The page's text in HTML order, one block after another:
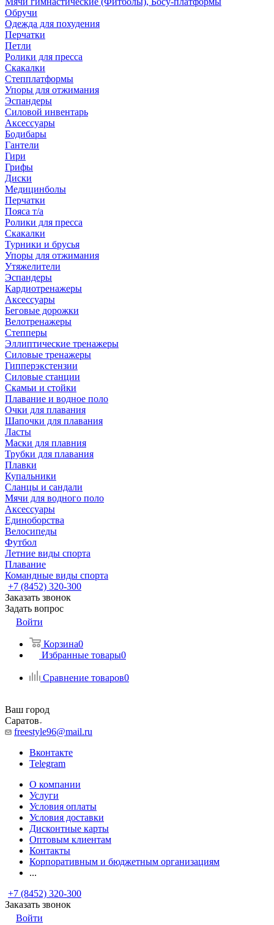
Обручи
Одежда для похудения
Перчатки
Петли
Ролики для пресса
Скакалки
Степплатформы
Упоры для отжимания
Эспандеры
Силовой инвентарь
Аксессуары
Бодибары
Гантели
Гири
Грифы
Диски
Медицинболы
Перчатки
Пояса т/а
Ролики для пресса
Скакалки
Турники и брусья
Упоры для отжимания
Утяжелители
Эспандеры
Кардиотренажеры
Аксессуары
Беговые дорожки
Велотренажеры
Степперы
Эллиптические тренажеры
Силовые тренажеры
Гипперэкстензии
Силовые станции
Скамьи и стойки
Плавание и водное поло
Очки для плавания
Шапочки для плавания
Ласты
Маски для плавния
Трубки для плавания
Плавки
Купальники
Сланцы и сандали
Мячи для водного поло
Аксессуары
Единоборства
Велосипеды
Футбол
Летние виды спорта
Плавание
Командные виды спорта
+7 (8452) 320-300
Заказать звонок
Задать вопрос
Войти
Корзина0
Избранные товары0
Сравнение товаров0
Ваш город
Саратов
freestyle96@mail.ru
Вконтакте
Telegram
О компании
Услуги
Условия оплаты
Условия доставки
Дисконтные карты
Оптовым клиентам
Контакты
Корпоративным и бюджетным организациям
...
+7 (8452) 320-300
Заказать звонок
Войти